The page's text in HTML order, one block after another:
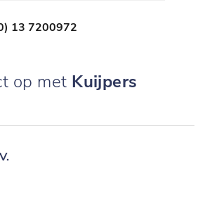
13 7200972
op met Kuijpers